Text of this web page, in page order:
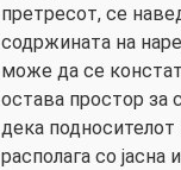
претресот, се
содржината на
може да се
остава простор за
дека
располага со јасна